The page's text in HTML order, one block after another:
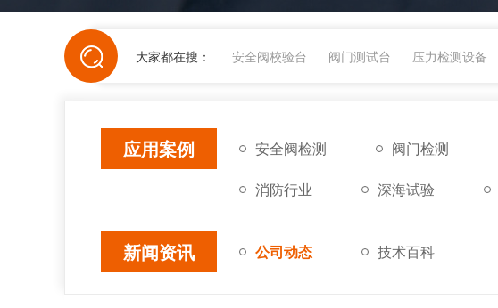
大家都在搜： 安全阀校验台 阀门测试台 压力检测设备
应用案例 安全阀检测 阀门检测
消防行业
深海试验
新闻资讯 公司动态 技术百科